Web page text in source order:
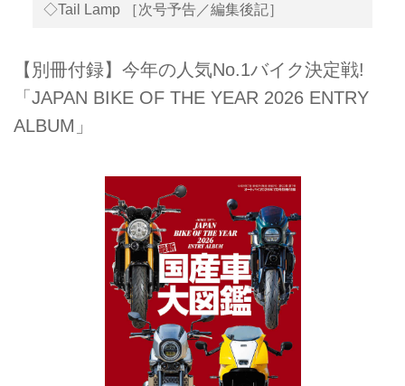
◇Tail Lamp ［次号予告／編集後記］
【別冊付録】今年の人気No.1バイク決定戦!
「JAPAN BIKE OF THE YEAR 2026 ENTRY
ALBUM」